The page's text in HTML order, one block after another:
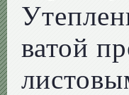
ватой